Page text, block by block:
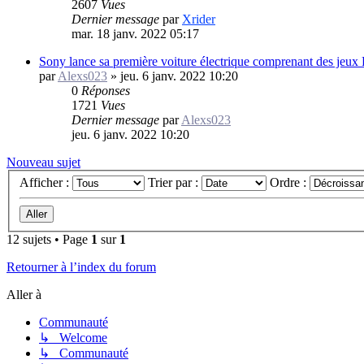
2607 Vues
Dernier message par Xrider
mar. 18 janv. 2022 05:17
Sony lance sa première voiture électrique comprenant des jeux
parAlexs023 » jeu. 6 janv. 2022 10:20
0 Réponses
1721 Vues
Dernier message parAlexs023
jeu. 6 janv. 2022 10:20
Nouveau sujet
Afficher :
Trier par : Ordre :
12 sujets • Page 1 sur 1
Retourner à l’index du forum
Aller à
Communauté
↳ Welcome
↳ Communauté